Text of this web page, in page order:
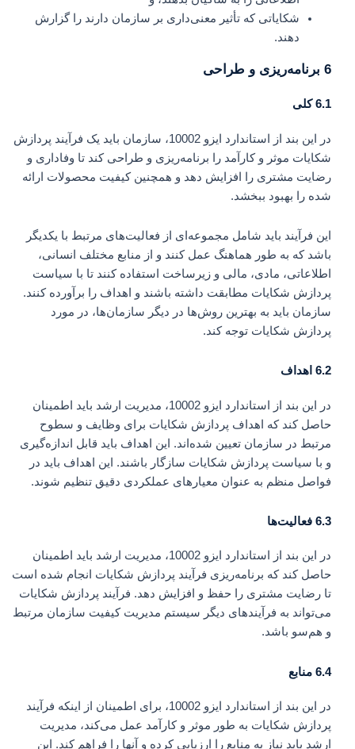
شکایاتی که تأثیر معنی‌داری بر سازمان دارند را گزارش
دهند.
6 برنامه‌ریزی و طراحی
6.1کلی
در این بند از استاندارد ایزو 10002، سازمان باید یک فرآیند پردازش
شکایات موثر و کارآمد را برنامه‌ریزی و طراحی کند تا وفاداری و
رضایت مشتری را افزایش دهد و همچنین کیفیت محصولات ارائه
شده را بهبود ببخشد.
این فرآیند باید شامل مجموعه‌ای از فعالیت‌های مرتبط با یکدیگر
باشد که به طور هماهنگ عمل کنند و از منابع مختلف انسانی،
اطلاعاتی، مادی، مالی و زیرساخت استفاده کنند تا با سیاست
پردازش شکایات مطابقت داشته باشند و اهداف را برآورده کنند.
سازمان باید به بهترین روش‌ها در دیگر سازمان‌ها، در مورد
پردازش شکایات توجه کند.
6.2 اهداف
در این بند از استاندارد ایزو 10002، مدیریت ارشد باید اطمینان
حاصل کند که اهداف پردازش شکایات برای وظایف و سطوح
مرتبط در سازمان تعیین شده‌اند. این اهداف باید قابل اندازه‌گیری
و با سیاست پردازش شکایات سازگار باشند. این اهداف باید در
فواصل منظم به عنوان معیارهای عملکردی دقیق تنظیم شوند.
6.3 فعالیت‌ها
در این بند از استاندارد ایزو 10002، مدیریت ارشد باید اطمینان
حاصل کند که برنامه‌ریزی فرآیند پردازش شکایات انجام شده است
تا رضایت مشتری را حفظ و افزایش دهد. فرآیند پردازش شکایات
می‌تواند به فرآیندهای دیگر سیستم مدیریت کیفیت سازمان مرتبط
و هم‌سو باشد.
6.4 منابع
در این بند از استاندارد ایزو 10002، برای اطمینان از اینکه فرآیند
پردازش شکایات به طور موثر و کارآمد عمل می‌کند، مدیریت
ارشد باید نیاز به منابع را ارزیابی کرده و آنها را فراهم کند. این